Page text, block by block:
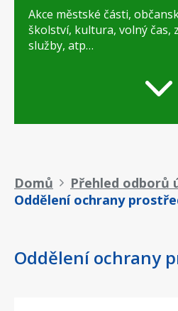
Akce městské části,
školství, kultura, volný čas,
služby, atp…
Drobečková
navigace
Domů
Přehled odborů
Oddělení ochrany
Oddělení ochrany